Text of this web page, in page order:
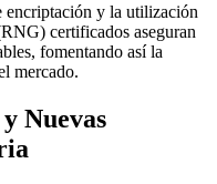
encriptación y la utilización
certificados aseguran
fomentando así la
mercado.
Nuevas